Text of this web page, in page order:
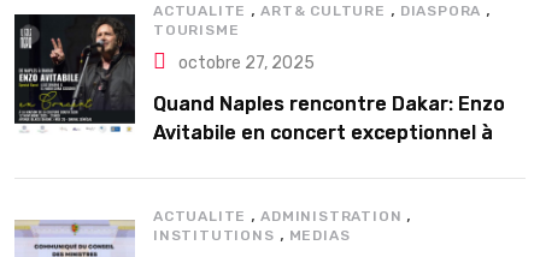
ACTUALITE ,ART& CULTURE , DIASPORA ,
TOURISME
octobre 27, 2025
Quand Naples rencontre Dakar: Enzo
Avitabile en concert exceptionnel à
ACTUALITE ,ADMINISTRATION ,
INSTITUTIONS , MEDIAS